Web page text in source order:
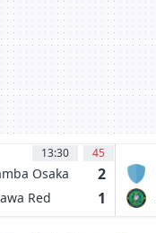
13:30 45
Osaka 2
Red
1